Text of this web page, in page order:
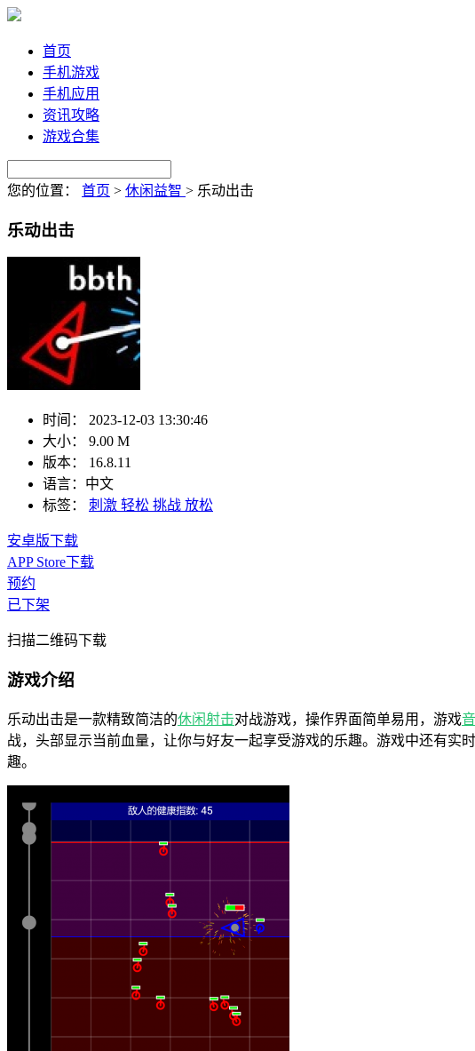
首页
手机游戏
手机应用
资讯攻略
游戏合集
您的位置： 首页 > 休闲益智 > 乐动出击
乐动出击
时间：
2023-12-03 13:30:46
大小：
9.00 M
版本：
16.8.11
语言： 中文
标签：
刺激 轻松 挑战 放松
安卓版下载
APP Store下载
预约
已下架
扫描二维码下载
游戏介绍
乐动出击是一款精致简洁的休闲射击对战游戏，操作界面简单易用，游戏
战，头部显示当前血量，让你与好友一起享受游戏的乐趣。游戏中还有实
趣。